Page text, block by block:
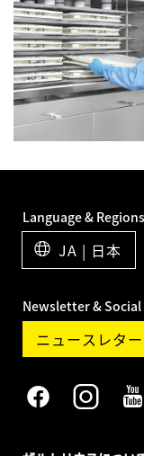
Language & Regions
JA | 日本
Newsletter & Social
ニュースレタ